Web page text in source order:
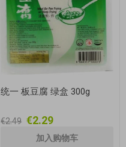
统一 板豆腐 绿盒 300g
€2.49 €2.29